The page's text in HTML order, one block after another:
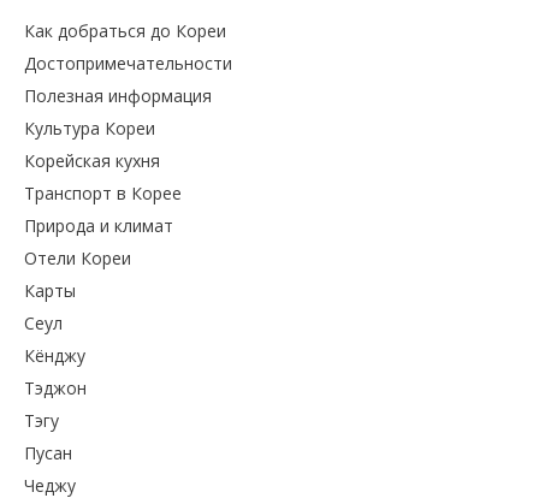
Как добраться до Кореи
Достопримечательности
Полезная информация
Культура Кореи
Корейская кухня
Транспорт в Корее
Природа и климат
Отели Кореи
Карты
Сеул
Кёнджу
Тэджон
Тэгу
Пусан
Чеджу